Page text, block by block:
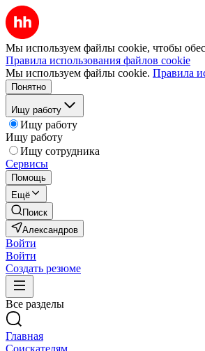
Мы используем файлы cookie, чтобы
Правила использования файлов cookie
Мы используем файлы cookie. Правила
Понятно
Ищу работу
Ищу работу
Ищу работу
Ищу сотрудника
Сервисы
Помощь
Ещё
Поиск
Александров
Войти
Войти
Создать резюме
Все разделы
Главная
Соискателям